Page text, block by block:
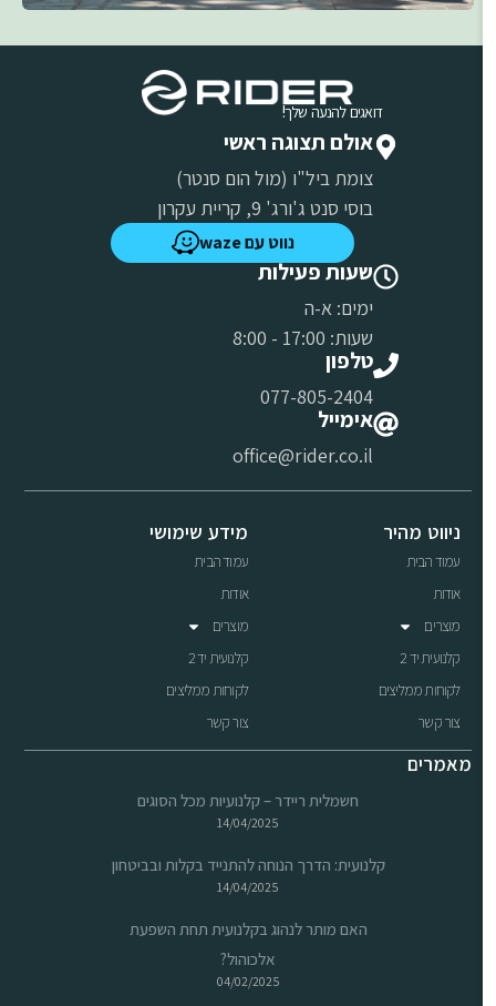
דואגים להנעה שלך!
אולם תצוגה ראשי
צומת ביל"ו (מול הום סנטר)
בוסי סנט ג'ורג' 9, קריית עקרון
נווט עם waze
שעות פעילות
ימים: א-ה
שעות: 17:00 - 8:00
טלפון
077-805-2404
אימייל
office@rider.co.il
ניווט מהיר
עמוד הבית
אודות
מוצרים
קלנועית יד 2
לקוחות ממליצים
צור קשר
מידע שימושי
עמוד הבית
אודות
מוצרים
קלנועית יד 2
לקוחות ממליצים
צור קשר
מאמרים
חשמלית ריידר – קלנועיות מכל הסוגים
14/04/2025
קלנועית: הדרך הנוחה להתנייד בקלות ובביטחון
14/04/2025
האם מותר לנהוג בקלנועית תחת השפעת
אלכוהול?
04/02/2025